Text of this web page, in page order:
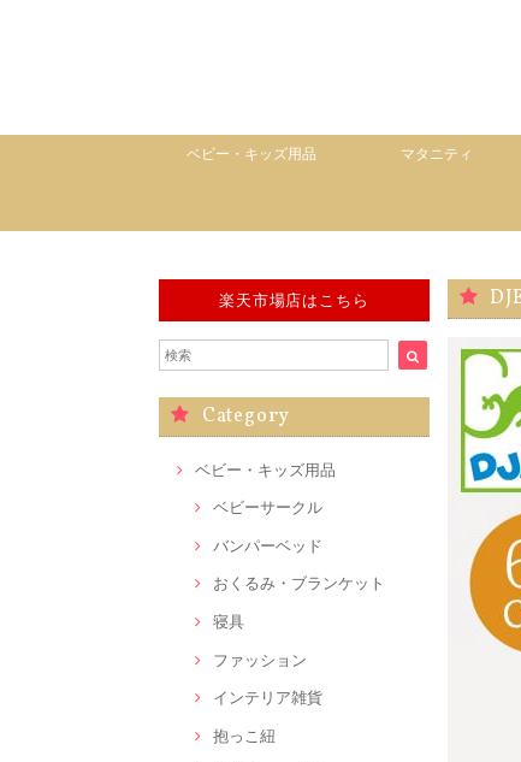
ベビー・キッズ用品 マタニティ
楽天市場店はこちら
Category
ベビー・キッズ用品
ベビーサークル
バンパーベッド
おくるみ・ブランケット
寝具
ファッション
インテリア雑貨
抱っこ紐